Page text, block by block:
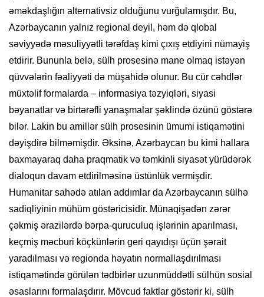
əməkdaşlığın alternativsiz olduğunu vurğulamışdır. Bu,
Azərbaycanın yalnız regional deyil, həm də qlobal
səviyyədə məsuliyyətli tərəfdaş kimi çıxış etdiyini nümayiş
etdirir. Bununla belə, sülh prosesinə mane olmaq istəyən
qüvvələrin fəaliyyəti də müşahidə olunur. Bu cür cəhdlər
müxtəlif formalarda – informasiya təzyiqləri, siyasi
bəyanatlar və birtərəfli yanaşmalar şəklində özünü göstərə
bilər. Lakin bu amillər sülh prosesinin ümumi istiqamətini
dəyişdirə bilməmişdir. Əksinə, Azərbaycan bu kimi hallara
baxmayaraq daha praqmatik və təmkinli siyasət yürüdərək
dialoqun davam etdirilməsinə üstünlük vermişdir.
Humanitar sahədə atılan addımlar da Azərbaycanın sülhə
sadiqliyinin mühüm göstəricisidir. Münaqişədən zərər
çəkmiş ərazilərdə bərpa-quruculuq işlərinin aparılması,
keçmiş məcburi köçkünlərin geri qayıdışı üçün şərait
yaradılması və regionda həyatın normallaşdırılması
istiqamətində görülən tədbirlər uzunmüddətli sülhün sosial
əsaslarını formalaşdırır. Mövcud faktlar göstərir ki, sülh